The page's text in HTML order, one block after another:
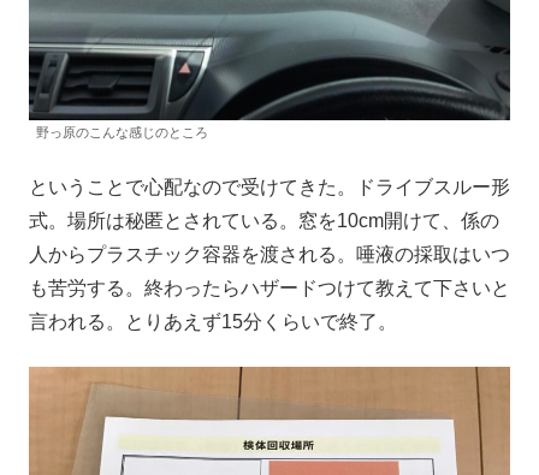
野っ原のこんな感じのところ
ということで心配なので受けてきた。ドライブスルー形
式。場所は秘匿とされている。窓を10cm開けて、係の
人からプラスチック容器を渡される。唾液の採取はいつ
も苦労する。終わったらハザードつけて教えて下さいと
言われる。とりあえず15分くらいで終了。